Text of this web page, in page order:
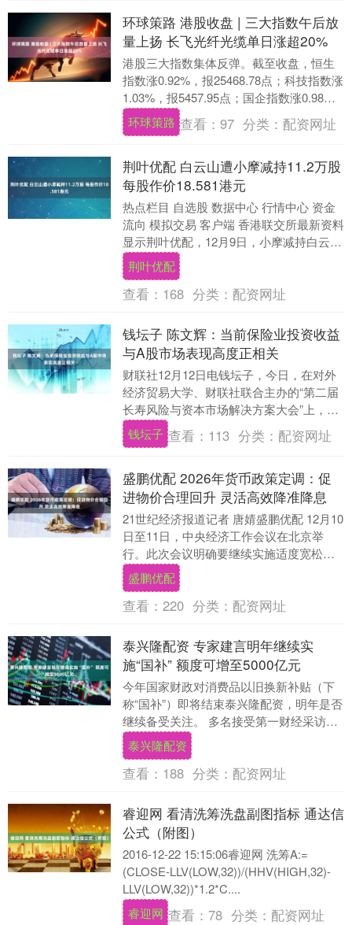
环球策路 港股收盘 | 三大指数午后放
量上扬 长飞光纤光缆单日涨超20%
港股三大指数集体反弹。截至收盘，恒生
指数涨0.92%，报25468.78点；科技指数涨
1.03%，报5457.95点；国企指数涨0.98%
环球策路，报8843.....
环球策路 查看：97 分类： 配资网址
荆叶优配 白云山遭小摩减持11.2万股
每股作价18.581港元
热点栏目 自选股 数据中心 行情中心 资金
流向 模拟交易 客户端 香港联交所最新资料
显示荆叶优配，12月9日，小摩减持白云山
（00874）11.2万股，每股作价....
荆叶优配
查看： 168 分类： 配资网址
钱坛子 陈文辉：当前保险业投资收益
与A股市场表现高度正相关
财联社12月12日电钱坛子，今日，在对外
经济贸易大学、财联社联合主办的“第二届
长寿风险与资本市场解决方案大会”上，原
银保监会副主席、全国社保基金理事会原
副理事长....
钱坛子 查看： 113 分类： 配资网址
盛鹏优配 2026年货币政策定调：促
进物价合理回升 灵活高效降准降息
21世纪经济报道记者 唐婧盛鹏优配 12月10
日至11日，中央经济工作会议在北京举
行。此次会议明确要继续实施适度宽松的
货币政策。把促进经济稳定增长、物价合
理回升....
盛鹏优配
查看： 220 分类： 配资网址
泰兴隆配资 专家建言明年继续实
施“国补” 额度可增至5000亿元
今年国家财政对消费品以旧换新补贴（下
称“国补”）即将结束泰兴隆配资，明年是否
继续备受关注。 多名接受第一财经采访的
专家建议，明年继续实施“国补”政策，额度
可以在....
泰兴隆配资
查看： 188 分类： 配资网址
睿迎网 看清洗筹洗盘副图指标 通达信
公式（附图）
2016-12-22 15:15:06睿迎网 洗筹A:=
(CLOSE-LLV(LOW,32))/(HHV(HIGH,32)-
LLV(LOW,32))*1.2*C....
睿迎网 查看：78 分类： 配资网址